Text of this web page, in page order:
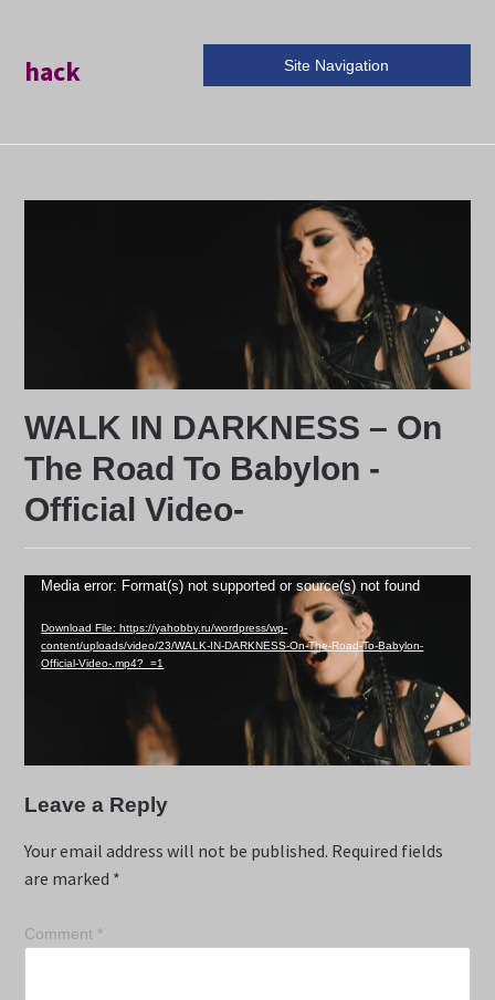
hack Site Navigation
WALK IN DARKNESS – On
The Road To Babylon -
Official Video-
Video
Media error: Format(s) not supported or source(s) not found
Download File: https://yahobby.ru/wordpress/wp-
content/uploads/video/23/WALK-IN-DARKNESS-On-The-Road-To-Babylon-
Official-Video-.mp4?_=1
Leave a Reply
Your email address will not be published. Required fields
are marked *
Comment *